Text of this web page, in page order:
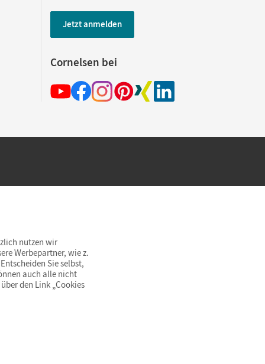
Jetzt anmelden
Cornelsen bei
innerhalb Deutschlands
nutzen wir
Werbepartner, wie z.
Sie selbst,
auch alle nicht
den Link „Cookies